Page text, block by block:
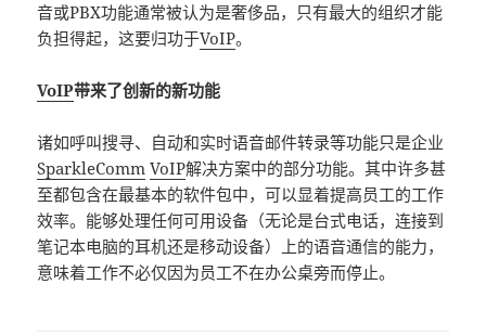
音或PBX功能通常被认为是奢侈品，只有最大的组织才能
负担得起，这要归功于VoIP。
VoIP带来了创新的新功能
诸如呼叫搜寻、自动和实时语音邮件转录等功能只是企业
SparkleComm VoIP解决方案中的部分功能。其中许多甚
至都包含在最基本的软件包中，可以显着提高员工的工作
效率。能够处理任何可用设备（无论是台式电话，连接到
笔记本电脑的耳机还是移动设备）上的语音通信的能力，
意味着工作不必仅因为员工不在办公桌旁而停止。